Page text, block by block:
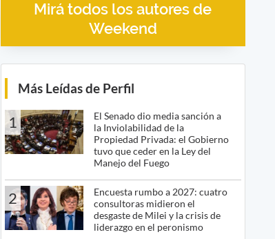
Mirá todos los autores de
Weekend
Más Leídas de Perfil
1
El Senado dio media sanción a
la Inviolabilidad de la
Propiedad Privada: el Gobierno
tuvo que ceder en la Ley del
Manejo del Fuego
2
Encuesta rumbo a 2027: cuatro
consultoras midieron el
desgaste de Milei y la crisis de
liderazgo en el peronismo